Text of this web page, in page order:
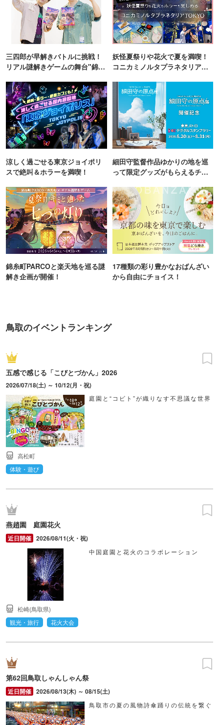
三四郎が早解きバトルに挑戦！
リアル謎解きゲームの舞台"錦糸
妖怪夏祭りや花火で夏を満喫！
コニカミノルタプラネタリア
涼しく過ごせる東京ジョイポリ
スで絶叫＆ホラーを満喫！
細田守監督作品ゆかりの地を巡
って限定グッズがもらえるチャ
錦糸町PARCOと楽天地を巡る謎
解き企画が開催！
17種類の彩り豊かなおばんざい
から自由にチョイス！
鳥取のイベントランキング
五感で感じる「こびとづかん」2026
2026/07/18(土) ～ 10/12(月・祝)
庭園と“コビト”が織りなす不思議な世界
高松町
体験・遊び
燕趙園 庭園花火
2026/08/11(火・祝)
中国庭園と花火のコラボレーション
松崎(鳥取県)
観光・旅行
花火大会
第62回鳥取しゃんしゃん祭
2026/08/13(木) ～ 08/15(土)
鳥取市の夏の風物詩傘踊りの伝統を繋ぐ